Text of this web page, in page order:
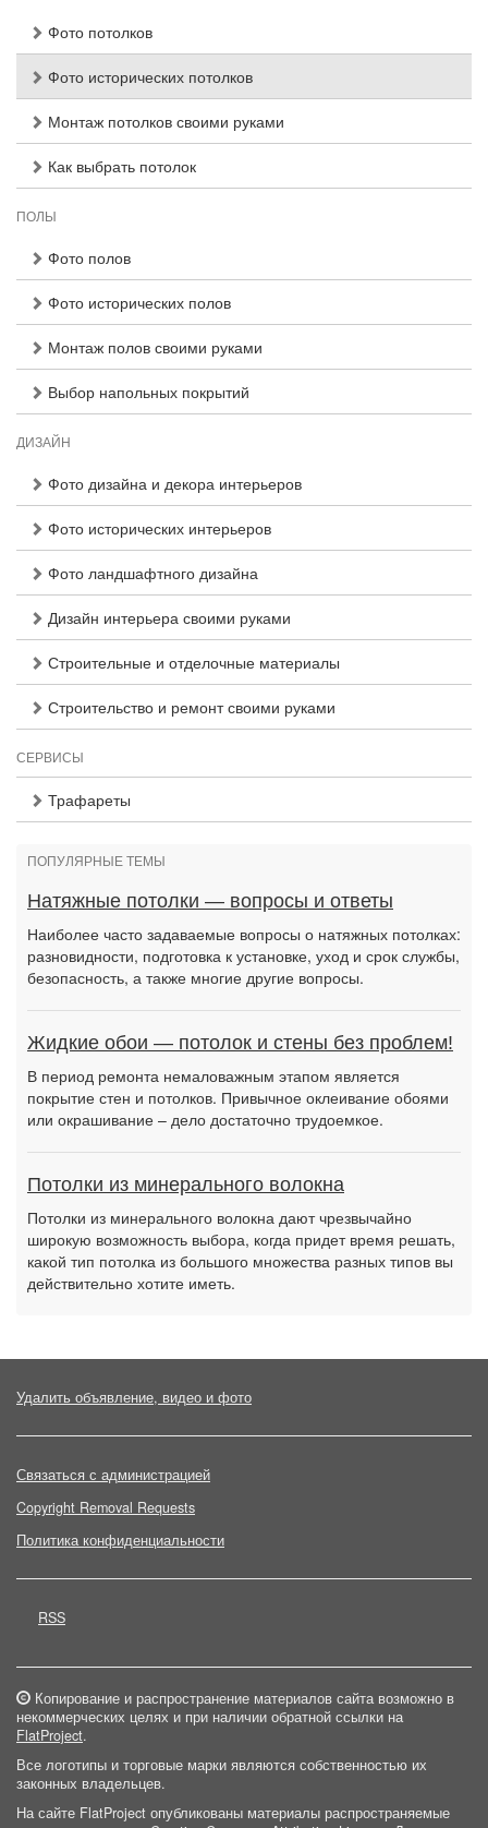
Фото потолков
Фото исторических потолков
Монтаж потолков своими руками
Как выбрать потолок
ПОЛЫ
Фото полов
Фото исторических полов
Монтаж полов своими руками
Выбор напольных покрытий
ДИЗАЙН
Фото дизайна и декора интерьеров
Фото исторических интерьеров
Фото ландшафтного дизайна
Дизайн интерьера своими руками
Строительные и отделочные материалы
Строительство и ремонт своими руками
СЕРВИСЫ
Трафареты
ПОПУЛЯРНЫЕ ТЕМЫ
Натяжные потолки — вопросы и ответы
Наиболее часто задаваемые вопросы о натяжных потолках:
разновидности, подготовка к установке, уход и срок службы,
безопасность, а также многие другие вопросы.
Жидкие обои — потолок и стены без проблем!
В период ремонта немаловажным этапом является
покрытие стен и потолков. Привычное оклеивание обоями
или окрашивание – дело достаточно трудоемкое.
Потолки из минерального волокна
Потолки из минерального волокна дают чрезвычайно
широкую возможность выбора, когда придет время решать,
какой тип потолка из большого множества разных типов вы
действительно хотите иметь.
Удалить объявление, видео и фото
Связаться с администрацией
Copyright Removal Requests
Политика конфиденциальности
RSS
Копирование и распространение материалов сайта возможно в
некоммерческих целях и при наличии обратной ссылки на
FlatProject.
Все логотипы и торговые марки являются собственностью их
законных владельцев.
На сайте FlatProject опубликованы материалы распространяемые